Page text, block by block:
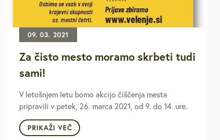
09. 03. 2021
Za čisto mesto moramo skrbeti tudi
sami!
V letošnjem letu bomo akcijo čiščenja mesta
pripravili v petek, 26. marca 2021, od 9. do 14. ure.
PRIKAŽI VEČ